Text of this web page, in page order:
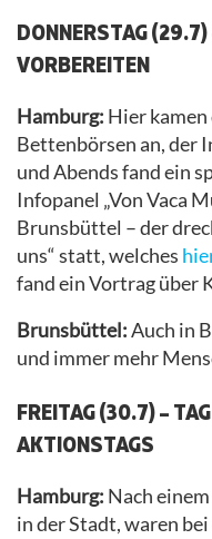
DONNERSTAG
VORBEREITEN
Hamburg: Hier
Bettenbörsen an, der
und Abends fand ein
Infopanel „Von Vaca
Brunsbüttel – der
uns“ statt, welches
fand ein Vortrag über
Brunsbüttel:Auch in
und immer mehr
FREITAG (30.7) –
AKTIONSTAGS
Hamburg: Nach
in der Stadt, waren